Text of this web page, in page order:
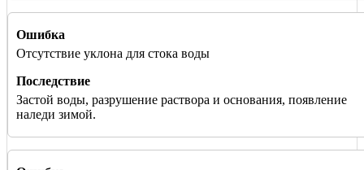
Отсутствие уклона для стока воды
Застой воды, разрушение раствора и основания, появление
наледи зимой.